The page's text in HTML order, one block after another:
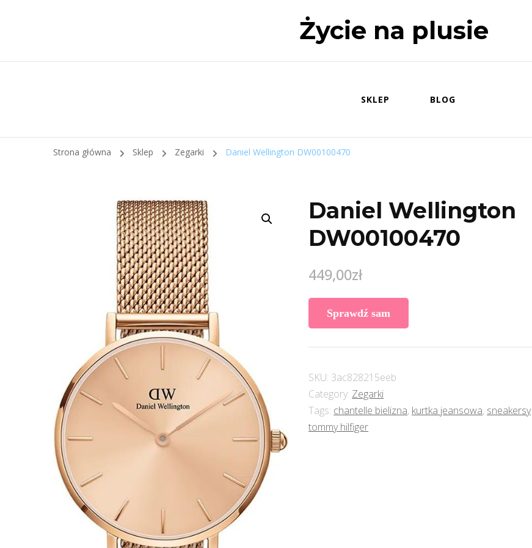
Życie na plusie
SKLEP BLOG
Strona główna Sklep Zegarki Daniel Wellington DW00100470
Daniel Wellington
DW00100470
449,00zł
Sprawdź sam
SKU: 3ac828215eeb
Category: Zegarki
Tags: chantelle bielizna, kurtka jeansowa, sneakersy
tommy hilfiger